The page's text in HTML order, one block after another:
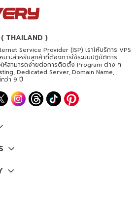
THAILAND )
Service Provider (ISP) เราให้บริการ VPS
มาะสำหรับลูกค้าที่ต้องการใช้ระบบปฏิบัติการ
ห้สามารถง่ายต่อการติดตั้ง Program ต่าง ๆ
Dedicated Server, Domain Name,
ว่า 9 ปี